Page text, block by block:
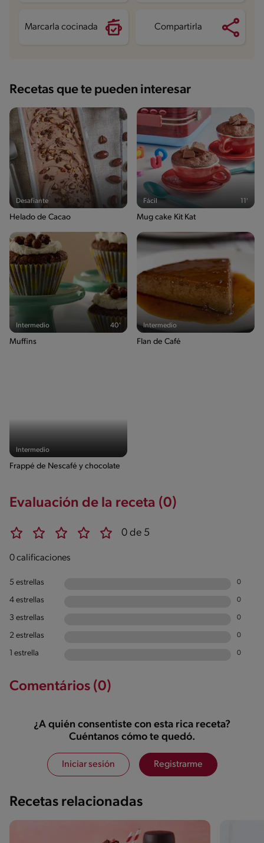
Marcarla cocinada Compartirla
Recetas que te pueden interesar
Desafiante
Helado de Cacao
Fácil 11'
Mug cake Kit Kat
Intermedio 40'
Muffins
Intermedio
Flan de Café
Intermedio
Frappé de Nescafé y chocolate
Evaluación de la receta (0)
0 de 5
0 calificaciones
5 estrellas 0
4 estrellas 0
3 estrellas 0
2 estrellas 0
1 estrella 0
Comentários (0)
¿A quién consentiste con esta rica receta?
Cuéntanos cómo te quedó.
Iniciar sesión Registrarme
Recetas relacionadas